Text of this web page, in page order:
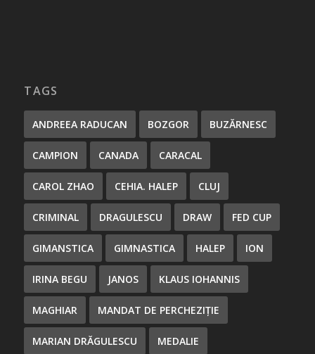
TAGS
ANDREEA RADUCAN BOZGOR BUZĂRNESC
CAMPION CANADA CARACAL
CAROL ZHAO CEHIA. HALEP CLUJ
CRIMINAL DRAGULESCU DRAW FED CUP
GIMANSTICA GIMNASTICA HALEP ION
IRINA BEGU JANOS KLAUS IOHANNIS
MAGHIAR MANDAT DE PERCHEZIȚIE
MARIAN DRĂGULESCU MEDALIE